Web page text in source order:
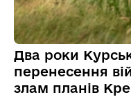
Два роки
перенесення
злам планів